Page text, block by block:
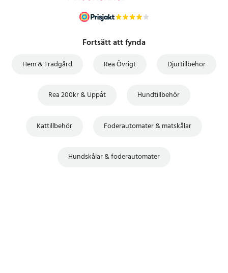
Fortsätt att fynda
Hem & Trädgård Rea Övrigt Djurtillbehör
Rea 200kr & Uppåt Hundtillbehör
Kattillbehör Foderautomater & matskålar
Hundskålar & foderautomater